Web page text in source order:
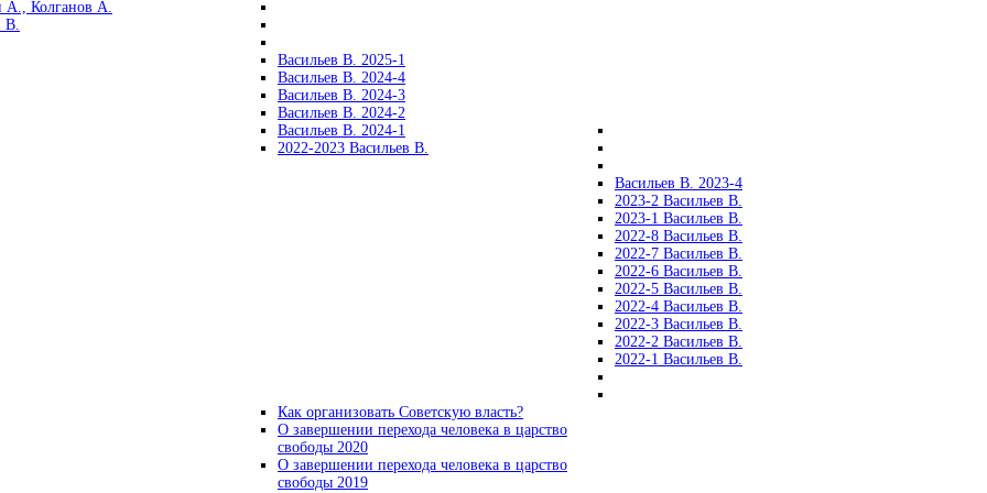
А., Колганов А.
В.
Васильев В. 2025-1
Васильев В. 2024-4
Васильев В. 2024-3
Васильев В. 2024-2
Васильев В. 2024-1
2022-2023 Васильев В.
Васильев В. 2023-4
2023-2 Васильев В.
2023-1 Васильев В.
2022-8 Васильев В.
2022-7 Васильев В.
2022-6 Васильев В.
2022-5 Васильев В.
2022-4 Васильев В.
2022-3 Васильев В.
2022-2 Васильев В.
2022-1 Васильев В.
Как организовать Советскую власть?
О завершении перехода человека в царство
свободы 2020
О завершении перехода человека в царство
свободы 2019